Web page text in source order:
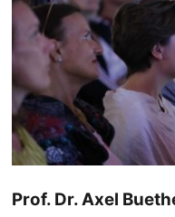
Prof. Dr. Axel